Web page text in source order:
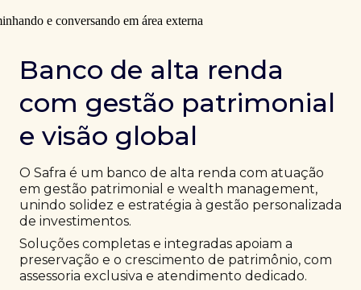
Banco de alta renda
com gestão patrimonial
e visão global
O Safra é um banco de alta renda com atuação
em gestão patrimonial e wealth management,
unindo solidez e estratégia à gestão personalizada
de investimentos.
Soluções completas e integradas apoiam a
preservação e o crescimento de patrimônio, com
assessoria exclusiva e atendimento dedicado.